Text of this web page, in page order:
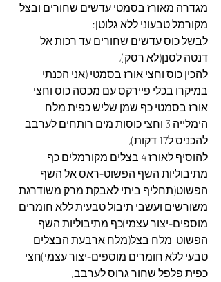
מגדרה מאורז בסמטי עדשים שחורים ובצל
מקורמל טבעוני ללא גלוטן:
לבשל כוס עדשים שחורים עד רכות אל
דנטה לסנן(לא רסק),
להכין כוס וחצי אורז בסמטי (אני הכנתי
במיקרו בכלי פיירקס עם מכסה כוס וחצי
אורז בסמטי כף שמן שליש כפית מלח
הימלייה 3 וחצי כוסות מים רותחים לערבב
להכניס ל17 דקות),
להוסיף לאורז 4 בצלים מקורמלים כף
מתיבוליות השף הפשוט-ראס אל השף
הפשוט(תחליף ביתי לאבקת מרק משודרגת
משורשים ועשבי תיבול טבעית ללא חומרים
מוספים-יצור עצמי)כף מתיבוליות השף
הפשוט-מלח בצל(מלח ארבעת הבצלים
טבעי ללא חומרים מוספים-יצור עצמי)חצי
כפית פלפל שחור גרוס לערבב,